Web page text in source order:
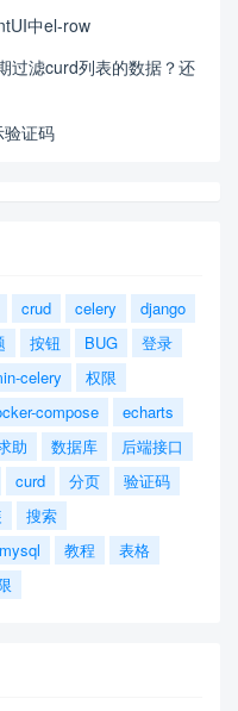
中el-row
过滤curd列表的数据？还
证码
crud celery
django
按钮 BUG
登录
celery
权限
compose
echarts
助 数据库
后端接口
curd 分页
验证码
搜索
mysql 教程
表格